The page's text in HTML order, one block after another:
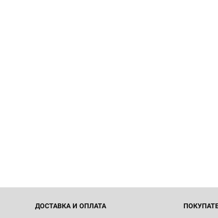
ДОСТАВКА И ОПЛАТА